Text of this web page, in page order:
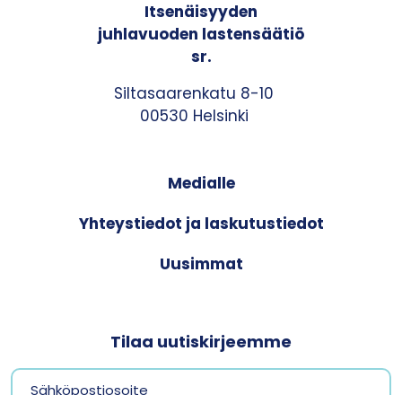
Itsenäisyyden
juhlavuoden lastensäätiö
sr.
Siltasaarenkatu 8-10
00530 Helsinki
Medialle
Yhteystiedot ja laskutustiedot
Uusimmat
Tilaa uutiskirjeemme